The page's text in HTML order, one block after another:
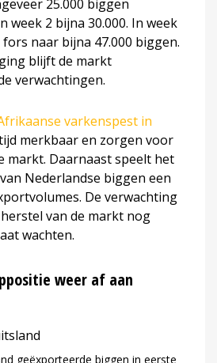
25.000 biggen
week 2 bijna 30.000. In week
naar bijna 47.000 biggen.
blijft de markt
verwachtingen.
varkenspest in
merkbaar en zorgen voor
markt. Daarnaast speelt het
Nederlandse biggen een
De verwachting
van de markt nog
wachten.